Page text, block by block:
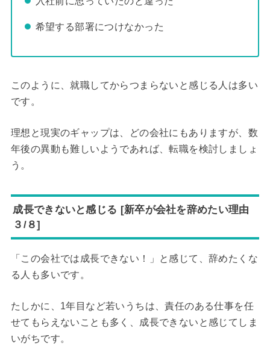
希望する部署につけなかった
このように、就職してからつまらないと感じる人は多い
です。
理想と現実のギャップは、どの会社にもありますが、数
年後の異動も難しいようであれば、転職を検討しましょ
う。
成長できないと感じる [新卒が会社を辞めたい理由
３/８]
「この会社では成長できない！」と感じて、辞めたくな
る人も多いです。
たしかに、1年目など若いうちは、責任のある仕事を任
せてもらえないことも多く、成長できないと感じてしま
いがちです。